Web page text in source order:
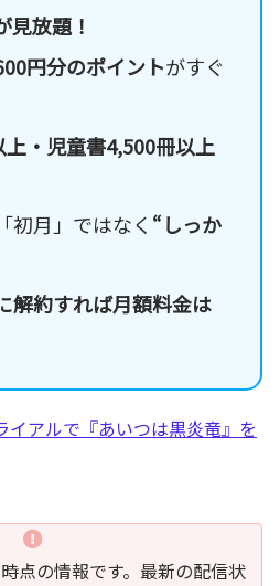
見放題！
円分のポイントがすぐ
・児童書4,500冊以上
初月」ではなく “しっか
解約すれば月額料金は
アルで『あいつは黒炎竜』を
点の情報です。最新の配信状